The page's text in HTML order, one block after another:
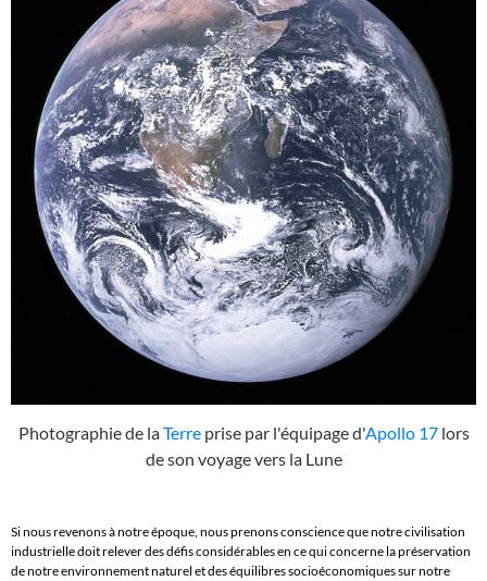
Photographie de laTerreprise par l'équipage d'Apollo 17lors
de son voyage vers la Lune
Si nous revenons à notre époque, nous prenons conscience que notre civilisation
industrielle doit relever des défis considérables en ce qui concerne la préservation
de notre environnement naturel et des équilibres socioéconomiques sur notre